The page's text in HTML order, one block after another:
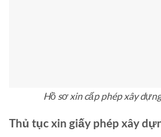
Hồ sơ xin cấp phép xây
Thủ tục xin giấy phép xây